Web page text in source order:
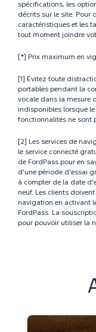
spécifications, les
décrits sur le site. Pour
caractéristiques et les
tout moment joindre
[*] Prix maximum en
[1] Évitez toute
portables pendant la
vocale dans la mesure
indisponibles lorsque le
fonctionnalités ne sont
[2] Les services de
le service connecté
de FordPass pour en
d'une période d'essai
à compter de la date
neuf. Les clients
navigation en activant
FordPass. La
pour pouvoir utiliser la